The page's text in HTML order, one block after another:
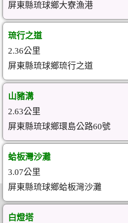
屏東縣琉球鄉大寮漁港
琉行之道
2.36公里
屏東縣琉球鄉琉行之道
山豬溝
2.63公里
屏東縣琉球鄉環島公路60號
蛤板灣沙灘
3.07公里
屏東縣琉球鄉蛤板灣沙灘
白燈塔